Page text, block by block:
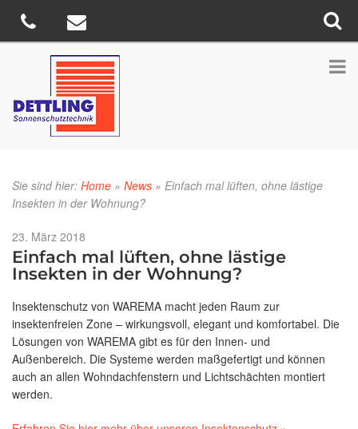
Sie sind hier: Home » News » Einfach mal lüften, ohne lästige
Insekten in der Wohnung?
Veröffentlicht
am
23. März 2018
Einfach mal lüften, ohne lästige
Insekten in der Wohnung?
Insektenschutz von WAREMA macht jeden Raum zur
insektenfreien Zone – wirkungsvoll, elegant und komfortabel. Die
Lösungen von WAREMA gibt es für den Innen- und
Außenbereich. Die Systeme werden maßgefertigt und können
auch an allen Wohndachfenstern und Lichtschächten montiert
werden.